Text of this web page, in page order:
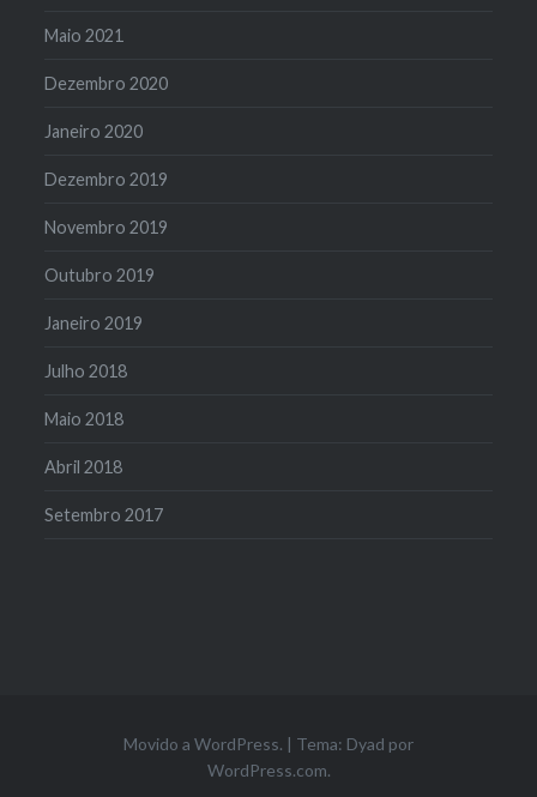
Maio 2021
Dezembro 2020
Janeiro 2020
Dezembro 2019
Novembro 2019
Outubro 2019
Janeiro 2019
Julho 2018
Maio 2018
Abril 2018
Setembro 2017
Movido a WordPress. | Tema: Dyad por
WordPress.com.